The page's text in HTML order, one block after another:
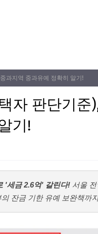
과지역 중과유예 정확히 알기!
자 판단기준
기!
'세금 2.6억' 갈린다! 서울
잔금 기한 유예 보완책까